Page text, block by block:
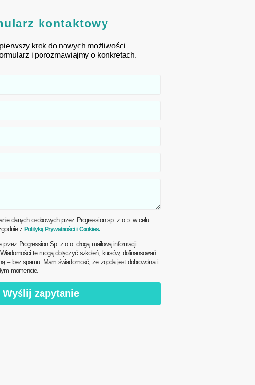
kontaktowy
krok do nowych możliwości.
i porozmawiajmy o konkretach.
danych osobowych przez Progression sp. z o.o. w celu
z Polityką Prywatności i Cookies.
przez Progression Sp. z o.o. drogą mailową informacji
te mogą dotyczyć szkoleń, kursów, dofinansowań
– bez spamu. Mam świadomość, że zgoda jest dobrowolna i
momencie.
Wyślij zapytanie